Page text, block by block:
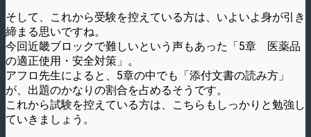
そして、これから受験を控えている方は、いよいよ身が引き
締まる思いですね。
今回近畿ブロックで難しいという声もあった「5章 医薬品
の適正使用・安全対策」。
アフロ先生によると、5章の中でも「添付文書の読み方」
が、出題のかなりの割合を占めるそうです。
これから試験を控えている方は、こちらもしっかりと勉強し
ていきましょう。